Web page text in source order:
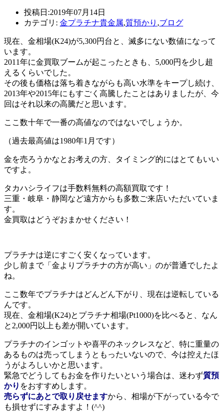
投稿日:2019年07月14日
カテゴリ: 金プラチナ貴金属,質預かり ,ブログ
現在、金相場(K24)が5,300円台と、滅多にない数値になって
います。
2011年に金買取ブームが起こったときも、5,000円を少し超
えるくらいでした。
その後も価格は落ち着きながらも高い水準をキープし続け、
2013年や2015年にもすごく高騰したことはありましたが、今
回はそれ以来の高騰だと思います。
ここ数十年で一番の高値なのではないでしょうか。
（過去最高値は1980年1月です）
金を売ろうかなとお考えの方、タイミング的にはとてもいい
ですよ。
タカハシライフは手数料無料の高額買取です！
三重・岐阜・静岡など遠方からも多数ご来店いただいていま
す。
金買取はどうぞおまかせください！
プラチナは逆にすごく安くなっています。
少し前まで「金よりプラチナの方が高い」のが普通でしたよ
ね。
ここ数年でプラチナはどんどん下がり、現在は逆転している
んです。
現在、金相場(K24)とプラチナ相場(Pt1000)を比べると、なん
と2,000円以上も差が開いています。
プラチナのインゴットや喜平のネックレスなど、特に重量の
あるものは売ってしまうともったいないので、今は控えたほ
うがよろしいかと思います。
緊急でどうしてもお金を作りたいという場合は、迷わず質預
かり をおすすめします。
売らずにあとで取り戻せますから、相場が下がっている今で
も損せずにすみますよ！(^^)